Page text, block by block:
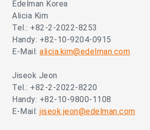
Edelman Korea
Alicia Kim
Tel.: +82-2-2022-8253
Handy: +82-10-9204-0915
E-Mail: alicia.kim@edelman.com
Jiseok Jeon
Tel.: +82-2-2022-8220
Handy: +82-10-9800-1108
E-Mail: jiseok.jeon@edelman.com